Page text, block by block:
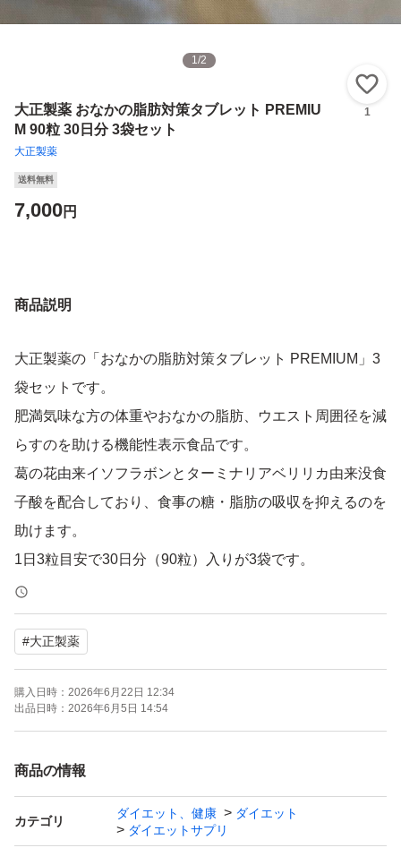
1/2
大正製薬 おなかの脂肪対策タブレット PREMIU
M 90粒 30日分 3袋セット
大正製薬
1
送料無料
7,000円
商品説明
大正製薬の「おなかの脂肪対策タブレット PREMIUM」3
袋セットです。
肥満気味な方の体重やおなかの脂肪、ウエスト周囲径を減
らすのを助ける機能性表示食品です。
葛の花由来イソフラボンとターミナリアベリリカ由来没食
子酸を配合しており、食事の糖・脂肪の吸収を抑えるのを
助けます。
1日3粒目安で30日分（90粒）入りが3袋です。
【ブランド】大正製薬
【商品名】おなかの脂肪対策タブレット PREMIUM
【内容量】90粒（30日分）×3袋
【商品の状態】未使用
【その他】機能性表示食品
#大正製薬
購入日時： 2026年6月22日 12:34
出品日時： 2026年6月5日 14:54
商品の情報
カテゴリ
ダイエット、健康
ダイエット
ダイエットサプリ